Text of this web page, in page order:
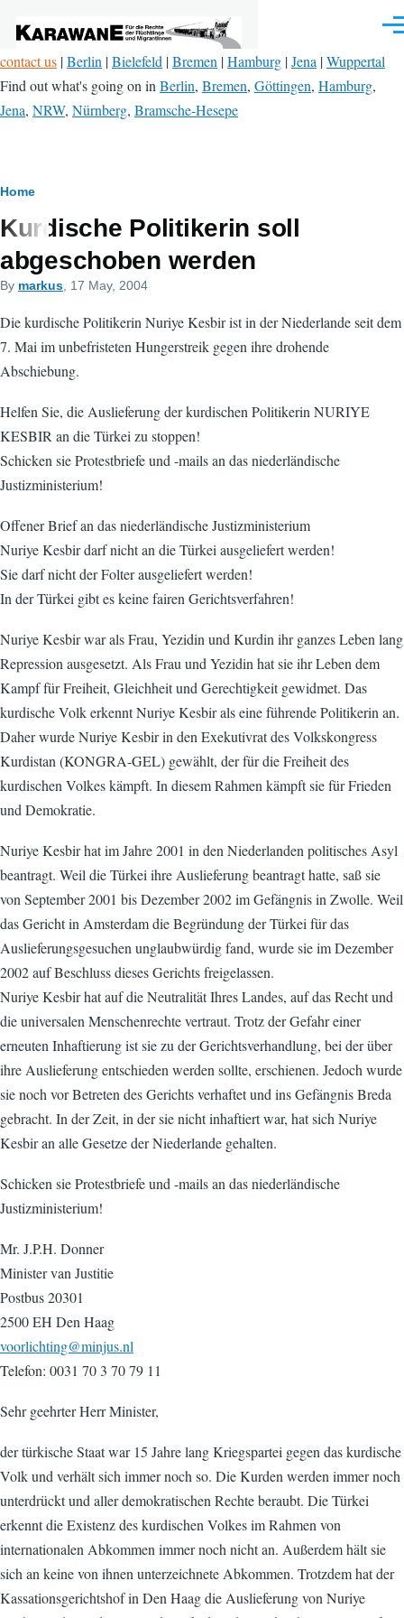
contact us |Berlin |Bielefeld |Bremen |Hamburg |Jena |Wuppertal
Find out what's going on in Berlin, Bremen, Göttingen, Hamburg,
Jena, NRW, Nürnberg, Bramsche-Hesepe
Breadcrumb
Home
Kurdische Politikerin soll
abgeschoben werden
By markus , 17 May, 2004
Die kurdische Politikerin Nuriye Kesbir ist in der Niederlande seit dem
7. Mai im unbefristeten Hungerstreik gegen ihre drohende
Abschiebung.
Helfen Sie, die Auslieferung der kurdischen Politikerin NURIYE
KESBIR an die Türkei zu stoppen!
Schicken sie Protestbriefe und -mails an das niederländische
Justizministerium!
Offener Brief an das niederländische Justizministerium
Nuriye Kesbir darf nicht an die Türkei ausgeliefert werden!
Sie darf nicht der Folter ausgeliefert werden!
In der Türkei gibt es keine fairen Gerichtsverfahren!
Nuriye Kesbir war als Frau, Yezidin und Kurdin ihr ganzes Leben lang
Repression ausgesetzt. Als Frau und Yezidin hat sie ihr Leben dem
Kampf für Freiheit, Gleichheit und Gerechtigkeit gewidmet. Das
kurdische Volk erkennt Nuriye Kesbir als eine führende Politikerin an.
Daher wurde Nuriye Kesbir in den Exekutivrat des Volkskongress
Kurdistan (KONGRA-GEL) gewählt, der für die Freiheit des
kurdischen Volkes kämpft. In diesem Rahmen kämpft sie für Frieden
und Demokratie.
Nuriye Kesbir hat im Jahre 2001 in den Niederlanden politisches Asyl
beantragt. Weil die Türkei ihre Auslieferung beantragt hatte, saß sie
von September 2001 bis Dezember 2002 im Gefängnis in Zwolle. Weil
das Gericht in Amsterdam die Begründung der Türkei für das
Auslieferungsgesuchen unglaubwürdig fand, wurde sie im Dezember
2002 auf Beschluss dieses Gerichts freigelassen.
Nuriye Kesbir hat auf die Neutralität Ihres Landes, auf das Recht und
die universalen Menschenrechte vertraut. Trotz der Gefahr einer
erneuten Inhaftierung ist sie zu der Gerichtsverhandlung, bei der über
ihre Auslieferung entschieden werden sollte, erschienen. Jedoch wurde
sie noch vor Betreten des Gerichts verhaftet und ins Gefängnis Breda
gebracht. In der Zeit, in der sie nicht inhaftiert war, hat sich Nuriye
Kesbir an alle Gesetze der Niederlande gehalten.
Schicken sie Protestbriefe und -mails an das niederländische
Justizministerium!
Mr. J.P.H. Donner
Minister van Justitie
Postbus 20301
2500 EH Den Haag
voorlichting@minjus.nl
Telefon: 0031 70 3 70 79 11
Sehr geehrter Herr Minister,
der türkische Staat war 15 Jahre lang Kriegspartei gegen das kurdische
Volk und verhält sich immer noch so. Die Kurden werden immer noch
unterdrückt und aller demokratischen Rechte beraubt. Die Türkei
erkennt die Existenz des kurdischen Volkes im Rahmen von
internationalen Abkommen immer noch nicht an. Außerdem hält sie
sich an keine von ihnen unterzeichnete Abkommen. Trotzdem hat der
Kassationsgerichtshof in Den Haag die Auslieferung von Nuriye